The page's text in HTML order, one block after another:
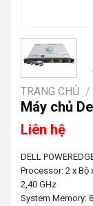
TRANG CHỦ /
Máy chủ
Liên hệ
DELL
Processor: 2 x Bộ
2,40 GHz
System Memory: